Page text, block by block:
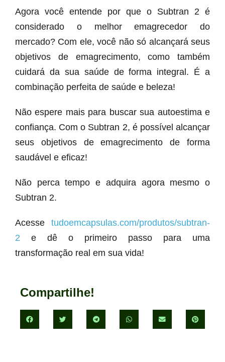
Agora você entende por que o Subtran 2 é
considerado o melhor emagrecedor do
mercado? Com ele, você não só alcançará seus
objetivos de emagrecimento, como também
cuidará da sua saúde de forma integral. É a
combinação perfeita de saúde e beleza!
Não espere mais para buscar sua autoestima e
confiança. Com o Subtran 2, é possível alcançar
seus objetivos de emagrecimento de forma
saudável e eficaz!
Não perca tempo e adquira agora mesmo o
Subtran 2.
Acesse tudoemcapsulas.com/produtos/subtran-
2 e dê o primeiro passo para uma
transformação real em sua vida!
Compartilhe!